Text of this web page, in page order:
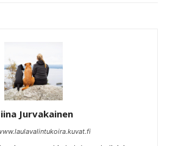
Jurvakainen